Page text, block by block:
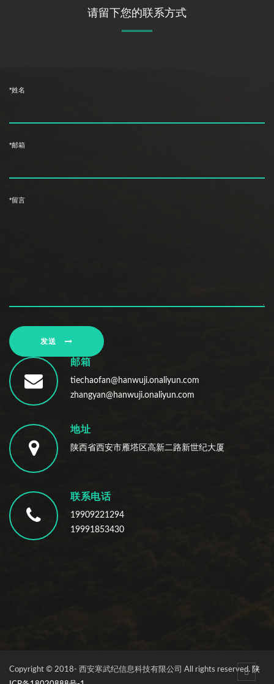
请留下您的联系方式
*姓名
*邮箱
*留言
发送
邮箱
tiechaofan@hanwuji.onaliyun.com
zhangyan@hanwuji.onaliyun.com
地址
陕西省西安市雁塔区高新二路新世纪大厦
联系电话
19909221294
19991853430
Copyright © 2018- 西安寒武纪信息科技有限公司 All rights reserved. 陕